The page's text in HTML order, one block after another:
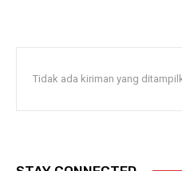
Tidak ada kiriman yang